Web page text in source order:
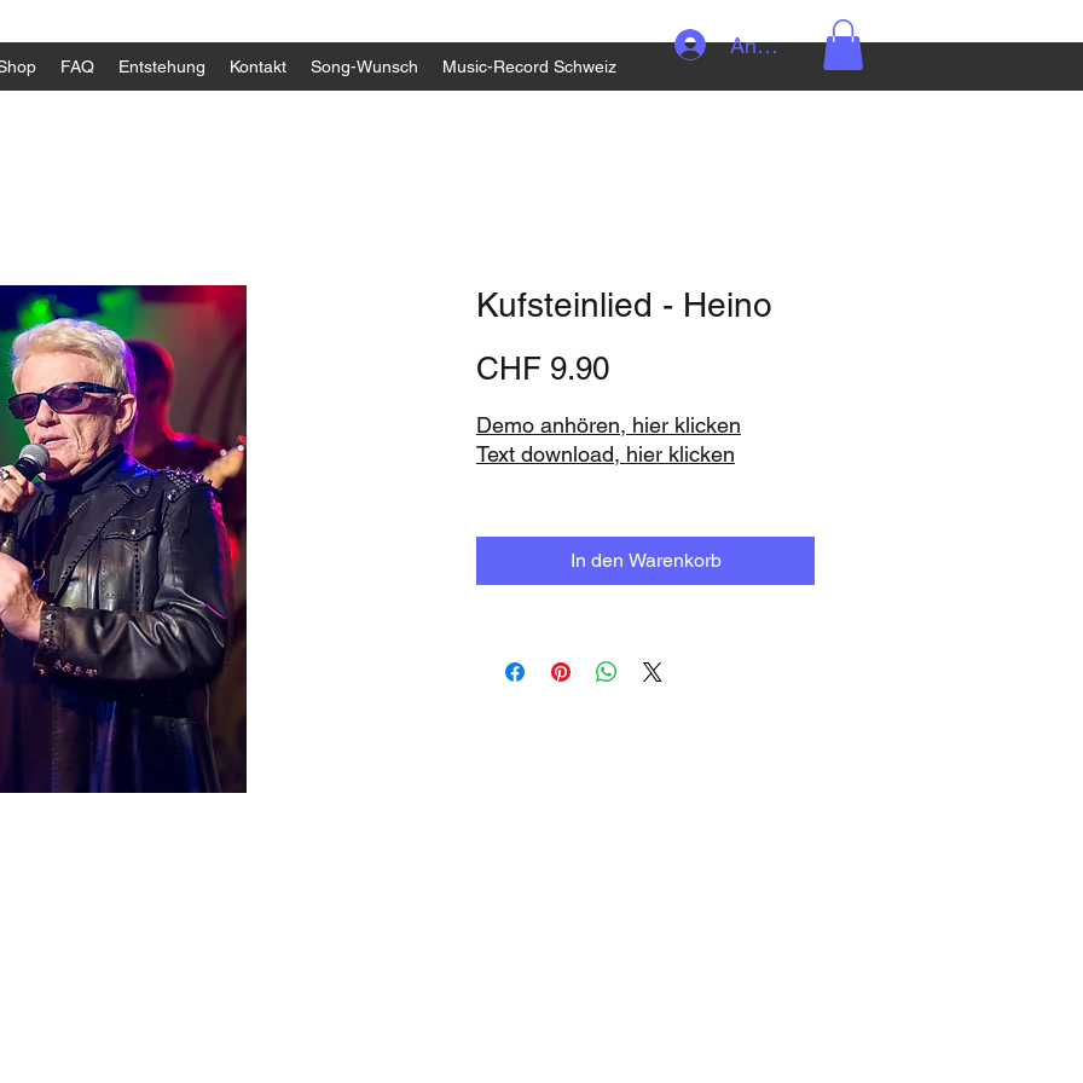
FAQ Entstehung Kontakt Song-Wunsch Music-Record Schweiz
Anmelden
Kufsteinlied - Heino
CHF 9.90Preis
Demo anhören, hier klicken
Text download, hier klicken
In den Warenkorb